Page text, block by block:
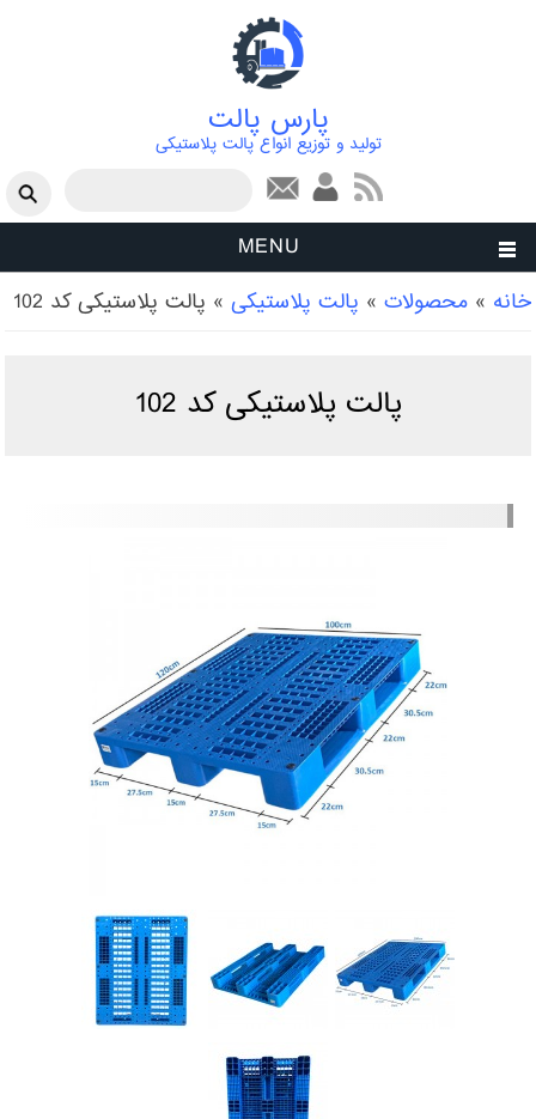
پارس پالت
تولید و توزیع انواع پالت پلاستیکی
فرم جستجو
MENU
شما اینجا هستید
خانه » محصولات » پالت پلاستیکی » پالت پلاستیکی کد 102
پالت پلاستیکی کد 102